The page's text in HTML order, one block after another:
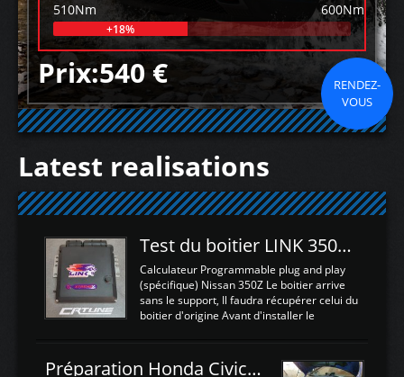
510Nm 600Nm
+18%
Prix:540 €
RENDEZ-
VOUS
Latest realisations
Test du boitier LINK 350Z Plugin ECU
Calculateur Programmable plug and play
(spécifique) Nissan 350Z Le boitier arrive
sans le support, Il faudra récupérer celui du
boitier d'origine Avant d'installer le
d'envoyer l'information de la large bande
Préparation Honda Civic Type R FK2